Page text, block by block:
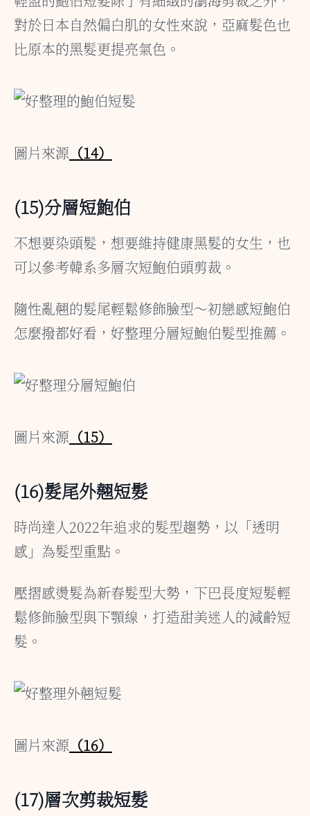
對於日本自然偏白肌的女性來說，亞麻髮色也
比原本的黑髮更提亮氣色。
圖片來源 （14）
(15)分層短鮑伯
不想要染頭髮，想要維持健康黑髮的女生，也
可以參考韓系多層次短鮑伯頭剪裁。
隨性亂翹的髮尾輕鬆修飾臉型～初戀感短鮑伯
怎麼撥都好看，好整理分層短鮑伯髮型推薦。
圖片來源 （15）
(16)髮尾外翹短髮
時尚達人2022年追求的髮型趨勢，以「透明
感」為髮型重點。
壓摺感燙髮為新春髮型大勢，下巴長度短髮輕
鬆修飾臉型與下顎線，打造甜美迷人的減齡短
髮。
圖片來源 （16）
(17)層次剪裁短髮